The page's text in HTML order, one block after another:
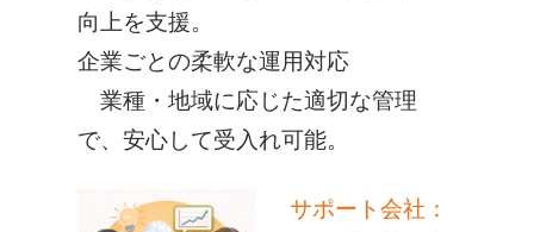
向上を支援。
企業ごとの柔軟な運用対応
業種・地域に応じた適切な管理
で、安心して受入れ可能。
サポート会社：